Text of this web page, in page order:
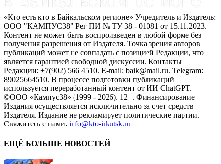
«Кто есть кто в Байкальском регионе» Учредитель и Издатель:
ООО "КАМПУС38" Рег ПИ № ТУ 38 - 01081 от 15.11.2023.
Контент не может быть воспроизведен в любой форме без
получения разрешения от Издателя. Точка зрения авторов
публикаций может не совпадать с позицией Редакции, что
является гарантией свободной дискуссии. Контакты
Редакции: +7(902) 566 4510. E-mail: baik@mail.ru. Telegram:
89025664510. В процессе подготовки публикаций
используется переработанный контент от ИИ ChatGPT.
©ООО «Кампус38» (1999 - 2026). 12+. Финансирование
Издания осуществляется исключительно за счет средств
Издателя. Издание не рекламирует политические партии.
Свяжитесь с нами: info@kto-irkutsk.ru
ЕЩЁ БОЛЬШЕ НОВОСТЕЙ